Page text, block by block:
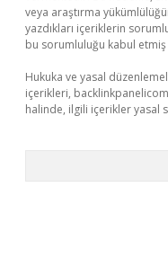
veya araştırma
yazdıkları içeriklerin
bu sorumluluğu kabul etmiş
Hukuka ve yasal
içerikleri,
halinde, ilgili içerikler yasal